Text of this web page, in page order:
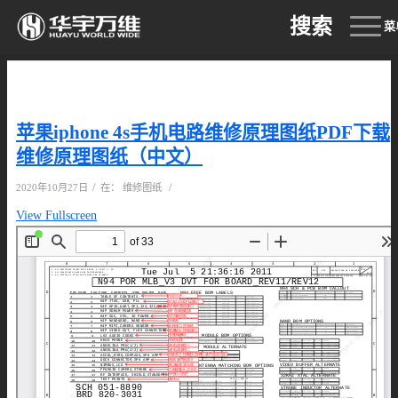
搜索 菜
苹果iphone 4s手机电路维修原理图纸PDF下载
维修原理图纸（中文）
2020年10月27日 / 在： 维修图纸 /
View Fullscreen